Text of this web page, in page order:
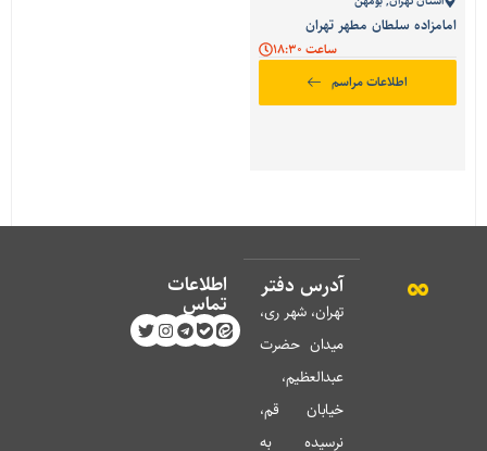
امامزاده سلطان مطهر تهران
ساعت 18:30
اطلاعات مراسم
آدرس دفتر
تهران، شهر ری،
میدان حضرت
عبدالعظیم،
خیابان قم،
نرسیده به
اطلاعات
تماس